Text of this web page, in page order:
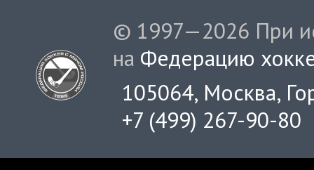
© 1997—2026 При
на Федерацию
105064, Москва,
+7 (499) 267-90-80